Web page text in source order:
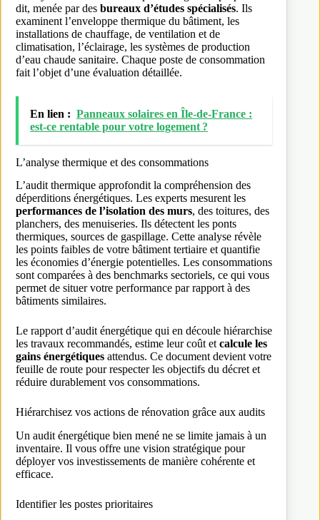
dit, menée par des bureaux d’études spécialisés. Ils
examinent l’enveloppe thermique du bâtiment, les
installations de chauffage, de ventilation et de
climatisation, l’éclairage, les systèmes de production
d’eau chaude sanitaire. Chaque poste de consommation
fait l’objet d’une évaluation détaillée.
En lien : Panneaux solaires en Île-de-France :
est-ce rentable pour votre logement ?
L’analyse thermique et des consommations
L’audit thermique approfondit la compréhension des
déperditions énergétiques. Les experts mesurent les
performances de l’isolation des murs, des toitures, des
planchers, des menuiseries. Ils détectent les ponts
thermiques, sources de gaspillage. Cette analyse révèle
les points faibles de votre bâtiment tertiaire et quantifie
les économies d’énergie potentielles. Les consommations
sont comparées à des benchmarks sectoriels, ce qui vous
permet de situer votre performance par rapport à des
bâtiments similaires.
Le rapport d’audit énergétique qui en découle hiérarchise
les travaux recommandés, estime leur coût et calcule les
gains énergétiques attendus. Ce document devient votre
feuille de route pour respecter les objectifs du décret et
réduire durablement vos consommations.
Hiérarchisez vos actions de rénovation grâce aux audits
Un audit énergétique bien mené ne se limite jamais à un
inventaire. Il vous offre une vision stratégique pour
déployer vos investissements de manière cohérente et
efficace.
Identifier les postes prioritaires